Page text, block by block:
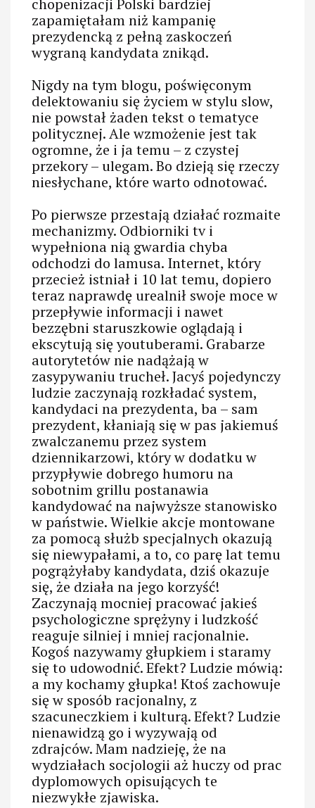
chopenizacji Polski bardziej
zapamiętałam niż kampanię
prezydencką z pełną zaskoczeń
wygraną kandydata znikąd.
Nigdy na tym blogu, poświęconym
delektowaniu się życiem w stylu slow,
nie powstał żaden tekst o tematyce
politycznej. Ale wzmożenie jest tak
ogromne, że i ja temu – z czystej
przekory – ulegam. Bo dzieją się rzeczy
niesłychane, które warto odnotować.
Po pierwsze przestają działać rozmaite
mechanizmy. Odbiorniki tv i
wypełniona nią gwardia chyba
odchodzi do lamusa. Internet, który
przecież istniał i 10 lat temu, dopiero
teraz naprawdę urealnił swoje moce w
przepływie informacji i nawet
bezzębni staruszkowie oglądają i
ekscytują się youtuberami. Grabarze
autorytetów nie nadążają w
zasypywaniu trucheł. Jacyś pojedynczy
ludzie zaczynają rozkładać system,
kandydaci na prezydenta, ba – sam
prezydent, kłaniają się w pas jakiemuś
zwalczanemu przez system
dziennikarzowi, który w dodatku w
przypływie dobrego humoru na
sobotnim grillu postanawia
kandydować na najwyższe stanowisko
w państwie. Wielkie akcje montowane
za pomocą służb specjalnych okazują
się niewypałami, a to, co parę lat temu
pogrążyłaby kandydata, dziś okazuje
się, że działa na jego korzyść!
Zaczynają mocniej pracować jakieś
psychologiczne sprężyny i ludzkość
reaguje silniej i mniej racjonalnie.
Kogoś nazywamy głupkiem i staramy
się to udowodnić. Efekt? Ludzie mówią:
a my kochamy głupka! Ktoś zachowuje
się w sposób racjonalny, z
szacuneczkiem i kulturą. Efekt? Ludzie
nienawidzą go i wyzywają od
zdrajców. Mam nadzieję, że na
wydziałach socjologii aż huczy od prac
dyplomowych opisujących te
niezwykłe zjawiska.